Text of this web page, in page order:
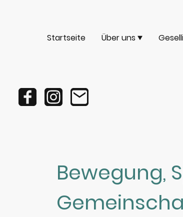
Startseite Über uns
Bewegung,